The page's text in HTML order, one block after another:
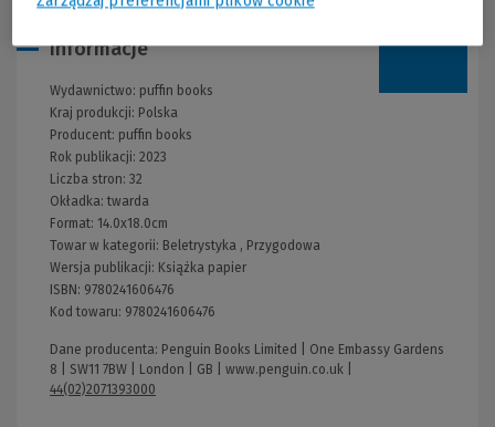
Informacje
Wydawnictwo: puffin books
Kraj produkcji: Polska
Producent: puffin books
Rok publikacji: 2023
Liczba stron: 32
Okładka:twarda
Format: 14.0x18.0cm
Towar w kategorii: Beletrystyka , Przygodowa
Wersja publikacji: Książka papier
ISBN: 9780241606476
Kod towaru: 9780241606476
Dane producenta: Penguin Books Limited | One Embassy Gardens
8 | SW11 7BW | London | GB | www.penguin.co.uk
44(02)2071393000